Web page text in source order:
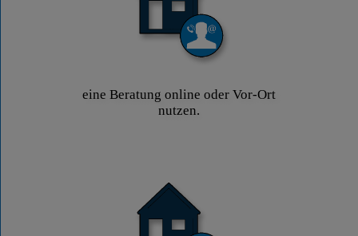
eine Beratung online oder Vor-Ort
nutzen.